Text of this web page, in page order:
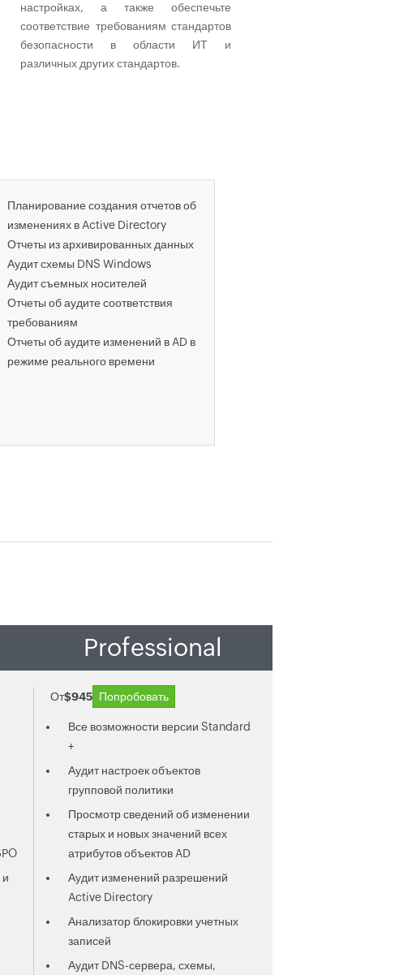
настройках, а также обеспечьте
соответствие требованиям стандартов
безопасности в области ИТ и
различных других стандартов.
Планирование создания отчетов об
изменениях в Active Directory
Отчеты из архивированных данных
Аудит схемы DNS Windows
Аудит съемных носителей
Отчеты об аудите соответствия
требованиям
Отчеты об аудите изменений в AD в
режиме реального времени
и
Professional
От$945 Попробовать
Все возможности версии Standard
+
Аудит настроек объектов
групповой политики
Просмотр сведений об изменении
старых и новых значений всех
атрибутов объектов AD
Аудит изменений разрешений
Active Directory
Анализатор блокировки учетных
записей
Аудит DNS-сервера, схемы,